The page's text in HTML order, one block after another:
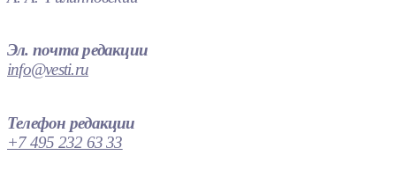
Эл. почта редакции
info@vesti.ru
Телефон редакции
+7 495 232 63 33